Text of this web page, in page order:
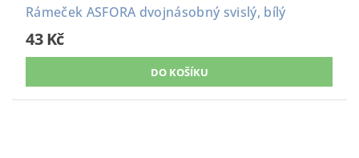
Rámeček ASFORA dvojnásobný svislý, bílý
43 Kč